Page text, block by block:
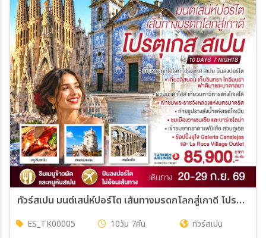
ทัวร์สเปน มนต์เสน่ห์ปอร์โต เส้นทางมรดกโลกสู่เกาดี โปรตุเกส สเปน 10วัน 7คืน (TK)
ES_TK00005 10วัน 7คืน
ทัวร์สเปน